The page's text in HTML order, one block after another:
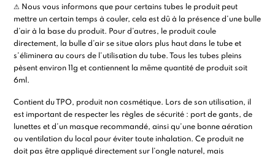
⚠ Nous vous informons que pour certains tubes le produit peut
mettre un certain temps à couler, cela est dû à la présence d’une bulle
d’air à la base du produit. Pour d’autres, le produit coule
directement, la bulle d’air se situe alors plus haut dans le tube et
s’éliminera au cours de l’utilisation du tube. Tous les tubes pleins
pèsent environ 11g et contiennent la même quantité de produit soit
6ml.
Contient du TPO, produit non cosmétique. Lors de son utilisation, il
est important de respecter les règles de sécurité : port de gants, de
lunettes et d’un masque recommandé, ainsi qu’une bonne aération
ou ventilation du local pour éviter toute inhalation. Ce produit ne
doit pas être appliqué directement sur l’ongle naturel , mais